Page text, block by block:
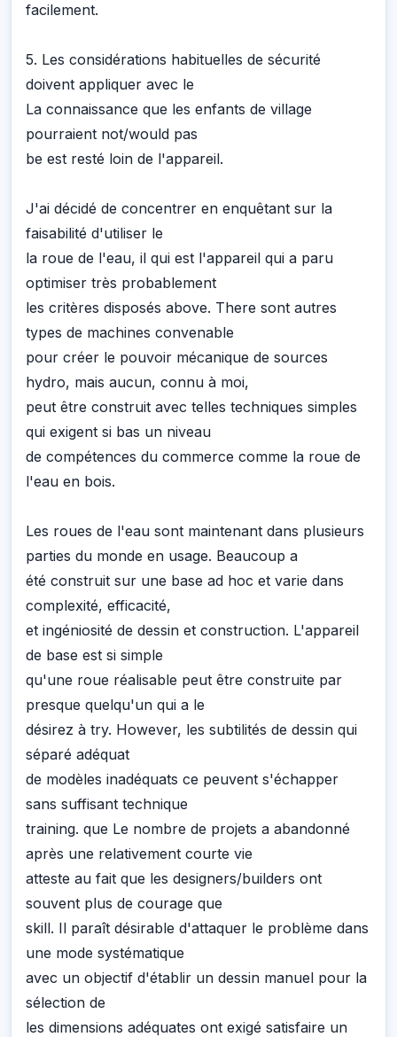
facilement.
5. Les considérations habituelles de sécurité
doivent appliquer avec le
La connaissance que les enfants de village
pourraient not/would pas
be est resté loin de l'appareil.
J'ai décidé de concentrer en enquêtant sur la
faisabilité d'utiliser le
la roue de l'eau, il qui est l'appareil qui a paru
optimiser très probablement
les critères disposés above. There sont autres
types de machines convenable
pour créer le pouvoir mécanique de sources
hydro, mais aucun, connu à moi,
peut être construit avec telles techniques simples
qui exigent si bas un niveau
de compétences du commerce comme la roue de
l'eau en bois.
Les roues de l'eau sont maintenant dans plusieurs
parties du monde en usage. Beaucoup a
été construit sur une base ad hoc et varie dans
complexité, efficacité,
et ingéniosité de dessin et construction. L'appareil
de base est si simple
qu'une roue réalisable peut être construite par
presque quelqu'un qui a le
désirez à try. However, les subtilités de dessin qui
séparé adéquat
de modèles inadéquats ce peuvent s'échapper
sans suffisant technique
training. que Le nombre de projets a abandonné
après une relativement courte vie
atteste au fait que les designers/builders ont
souvent plus de courage que
skill. Il paraît désirable d'attaquer le problème dans
une mode systématique
avec un objectif d'établir un dessin manuel pour la
sélection de
les dimensions adéquates ont exigé satisfaire un